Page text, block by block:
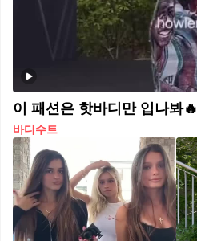
이 패션은 핫바디만 입나봐🔥
바디수트